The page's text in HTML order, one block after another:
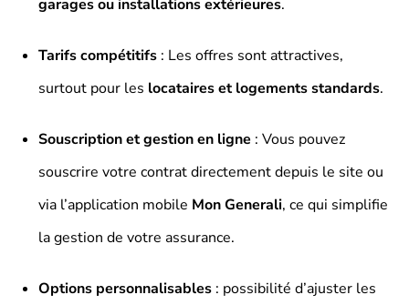
garages ou installations extérieures.
Tarifs compétitifs : Les offres sont attractives,
surtout pour les locataires et logements standards.
Souscription et gestion en ligne : Vous pouvez
souscrire votre contrat directement depuis le site ou
via l’application mobile Mon Generali, ce qui simplifie
la gestion de votre assurance.
Options personnalisables : possibilité d’ajuster les